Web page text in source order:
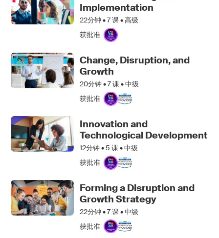
Implementation
22分钟 •7课 • 高级
获批准
Change, Disruption, and
Growth
20分钟 •7课 • 中级
获批准
Innovation and
Technological Development
12分钟 •5 课 • 中级
获批准
Forming a Disruption and
Growth Strategy
22分钟 •7课 • 中级
获批准